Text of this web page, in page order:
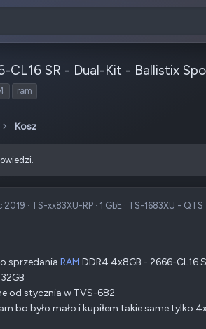
CL16 SR - Dual-Kit - Ballistix
ram
Kosz
2019 · TS-xx83XU-RP · 1 GbE · TS-1683XU - QTS
sprzedania RAM DDR4 4x8GB - 2666-CL16
od stycznia w TVS-682.
bo było mało i kupiłem takie same tylko